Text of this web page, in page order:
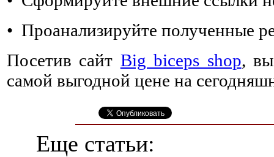
• Проанализируйте полученные
Посетив сайт Big biceps shop,
самой выгодной цене на
Еще статьи: